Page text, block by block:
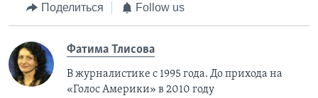
Поделиться Follow us
Фатима Тлисовa
В журналистике с 1995 года. До прихода на
«Голос Америки» в 2010 году